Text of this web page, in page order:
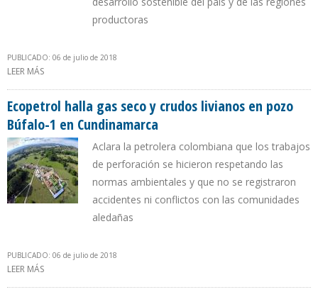
productoras
PUBLICADO: 06 de julio de 2018
LEER MÁS
Ecopetrol halla gas seco y crudos livianos en pozo
Búfalo-1 en Cundinamarca
Aclara la petrolera colombiana que los trabajos
de perforación se hicieron respetando las
normas ambientales y que no se registraron
accidentes ni conflictos con las comunidades
aledañas
PUBLICADO: 06 de julio de 2018
LEER MÁS